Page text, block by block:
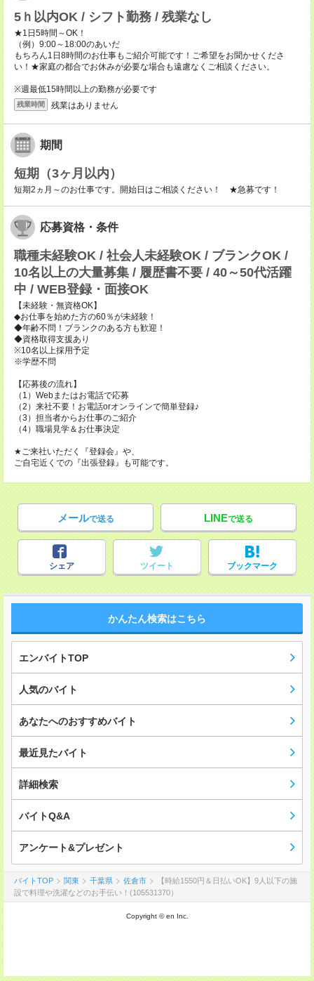
5ｈ以内OK / シフト勤務 / 残業なし
★1日5時間～OK！
（例）9:00～18:00のあいだ
もちろん1日8時間のお仕事もご紹介可能です！ご希望をお聞かせくださ
い！★家庭の都合でお休みが必要な場合も遠慮なくご相談ください。
※週最低15時間以上の勤務が必要です
残業時間 残業はありません
期間
短期（3ヶ月以内）
短期2ヵ月～のお仕事です。開始日はご相談ください！ ★急募です！
応募資格・条件
職種未経験OK / 社会人未経験OK / ブランクOK /
10名以上の大量募集 / 履歴書不要 / 40～50代活躍
中 / WEB登録・面接OK
【未経験・無資格OK】
◆お仕事を始めた方の60％が未経験！
◆年齢不問！ブランクのある方も歓迎！
◆資格取得支援あり
※10名以上採用予定
※学歴不問
【応募後の流れ】
（1）Webまたはお電話で応募
（2）来社不要！お電話orオンラインで簡単登録♪
（3）担当者からお仕事のご紹介
（4）職場見学＆お仕事決定
★ご来社いただく『登録会』や、
ご自宅近くでの『出張登録』も可能です。
メールで送る LINEで送る
シェア ツイート ブックマーク
かんたん検索はこちら
エンバイトTOP
人気のバイト
あなたへのおすすめバイト
最近見たバイト
詳細検索
バイトQ&A
アンケート&プレゼント
バイトTOP 関東 千葉県 佐倉市
【時給1550円＆日払いOK】9人以下の施
設で料理や洗濯などのお手伝い！(105531370）
Copyright © en Inc.